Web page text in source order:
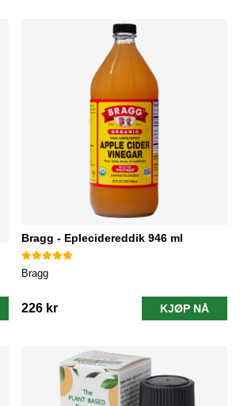
Bragg - Eplecidereddik 946 ml
Bragg
226 kr KJØP NÅ